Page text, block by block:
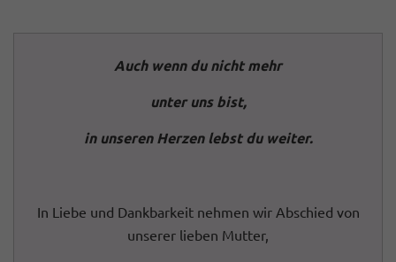
Auch wenn du nicht mehr
unter uns bist,
in unseren Herzen lebst du weiter.
In Liebe und Dankbarkeit nehmen wir Abschied von
unserer lieben Mutter,